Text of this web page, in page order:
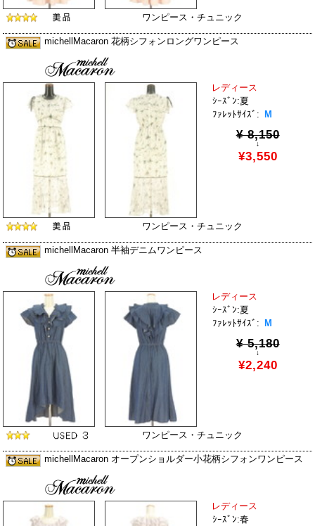
ワンピース・チュニック
michellMacaron 花柄シフォンロングワンピース
レディース
ｼｰｽﾞﾝ:夏
ﾌｧﾚｯﾄｻｲｽﾞ:
M
¥ 8,150
↓
¥3,550
ワンピース・チュニック
michellMacaron 半袖デニムワンピース
レディース
ｼｰｽﾞﾝ:夏
ﾌｧﾚｯﾄｻｲｽﾞ:
M
¥ 5,180
↓
¥2,240
ワンピース・チュニック
michellMacaron オープンショルダー小花柄シフォンワンピース
レディース
ｼｰｽﾞﾝ:春